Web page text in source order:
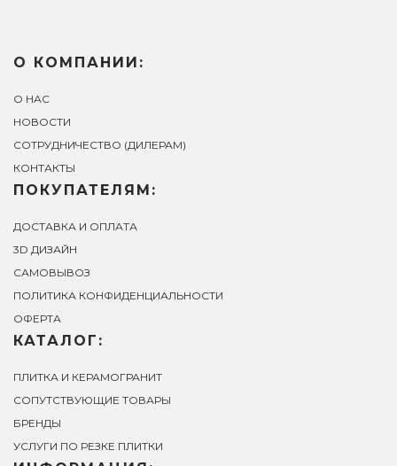
О КОМПАНИИ:
О НАС
НОВОСТИ
СОТРУДНИЧЕСТВО (ДИЛЕРАМ)
КОНТАКТЫ
ПОКУПАТЕЛЯМ:
ДОСТАВКА И ОПЛАТА
3D ДИЗАЙН
САМОВЫВОЗ
ПОЛИТИКА КОНФИДЕНЦИАЛЬНОСТИ
ОФЕРТА
КАТАЛОГ:
ПЛИТКА И КЕРАМОГРАНИТ
СОПУТСТВУЮЩИЕ ТОВАРЫ
БРЕНДЫ
УСЛУГИ ПО РЕЗКЕ ПЛИТКИ